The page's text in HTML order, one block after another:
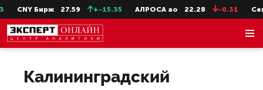
CNY Бирж 27.59 +-15.35 АЛРОСА ао 22.28 -0.31
Калининградский